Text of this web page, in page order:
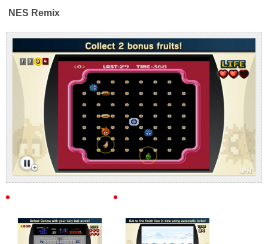
NES Remix